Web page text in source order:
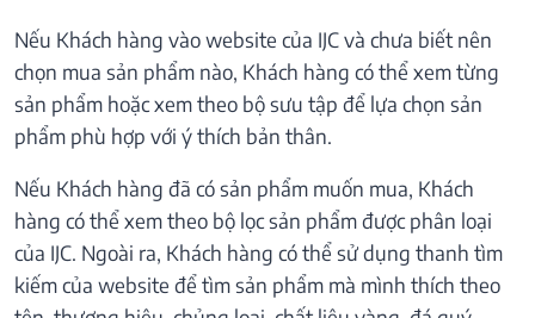
Nếu Khách hàng vào website của IJC và chưa biết nên
chọn mua sản phẩm nào, Khách hàng có thể xem từng
sản phẩm hoặc xem theo bộ sưu tập để lựa chọn sản
phẩm phù hợp với ý thích bản thân.
Nếu Khách hàng đã có sản phẩm muốn mua, Khách
hàng có thể xem theo bộ lọc sản phẩm được phân loại
của IJC. Ngoài ra, Khách hàng có thể sử dụng thanh tìm
kiếm của website để tìm sản phẩm mà mình thích theo